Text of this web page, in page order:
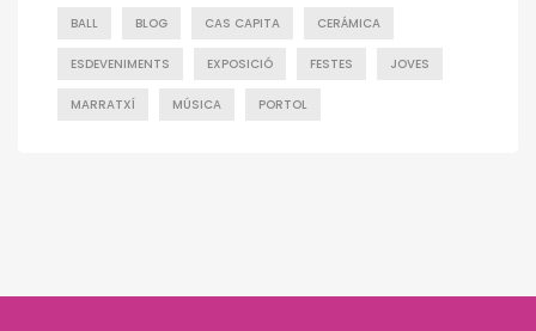
BALL BLOG CAS CAPITA CERÁMICA
ESDEVENIMENTS EXPOSICIÓ FESTES JOVES
MARRATXÍ MÚSICA PORTOL